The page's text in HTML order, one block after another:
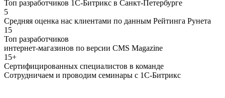
Топ разработчиков 1С-Битрикс в Санкт-Петербурге
5
Средняя оценка нас клиентами по данным Рейтинга Рунета
15
Топ разработчиков
интернет-магазинов по версии CMS Magazine
15+
Сертифицированных специалистов в команде
Сотрудничаем и проводим семинары с 1С-Битрикс